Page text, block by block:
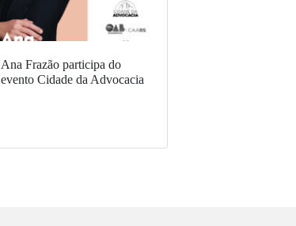
Ana Frazão participa do
evento Cidade da Advocacia